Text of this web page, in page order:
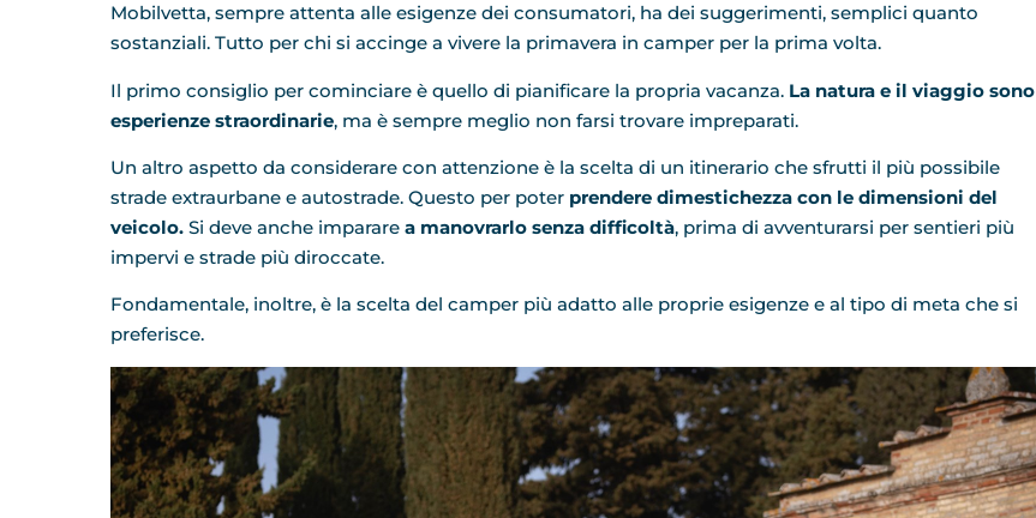
Mobilvetta, sempre attenta alle esigenze dei consumatori, ha dei suggerimenti, semplici quanto
sostanziali. Tutto per chi si accinge a vivere la primavera in camper per la prima volta.
Il primo consiglio per cominciare è quello di pianificare la propria vacanza. La natura e il viaggio sono
esperienze straordinarie, ma è sempre meglio non farsi trovare impreparati.
Un altro aspetto da considerare con attenzione è la scelta di un itinerario che sfrutti il più possibile
strade extraurbane e autostrade. Questo per poter prendere dimestichezza con le dimensioni del
veicolo. Si deve anche imparare a manovrarlo senza difficoltà, prima di avventurarsi per sentieri più
impervi e strade più diroccate.
Fondamentale, inoltre, è la scelta del camper più adatto alle proprie esigenze e al tipo di meta che si
preferisce.